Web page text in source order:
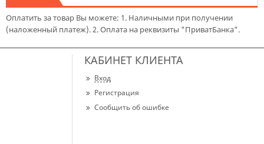
Оплатить за товар Вы можете: 1. Наличными при получении
(наложенный платеж). 2. Оплата на реквизиты "ПриватБанка".
КАБИНЕТ КЛИЕНТА
Вход
Регистрация
Сообщить об ошибке